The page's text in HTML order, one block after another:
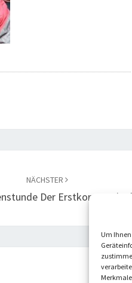
Um
NÄCHSTER
Der